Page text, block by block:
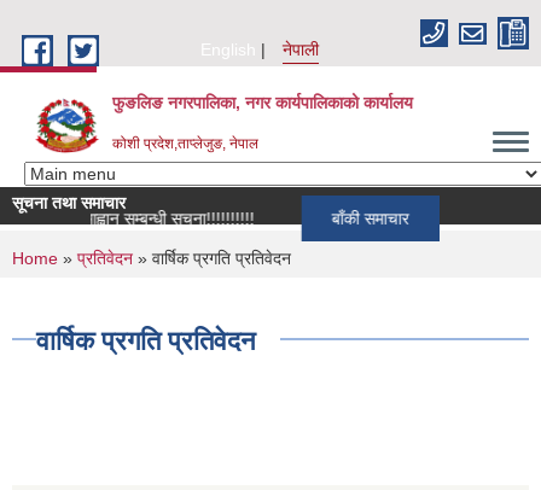
English
नेपाली
फुङलिङ नगरपालिका, नगर कार्यपालिकाको कार्यालय
कोशी प्रदेश,ताप्लेजुङ, नेपाल
सूचना तथा समाचार
आह्वान सम्बन्धी सूचना!!!!!!!!!!
बाँकी समाचार
You are here
Home » प्रतिवेदन » वार्षिक प्रगति प्रतिवेदन
वार्षिक प्रगति प्रतिवेदन